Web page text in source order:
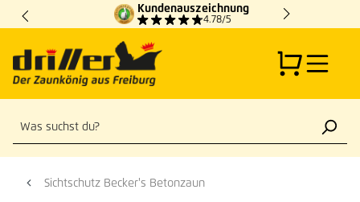
Zum Hauptinhalt springen
Kundenauszeichnung
4.78/5
Sichtschutz Becker's Betonzaun